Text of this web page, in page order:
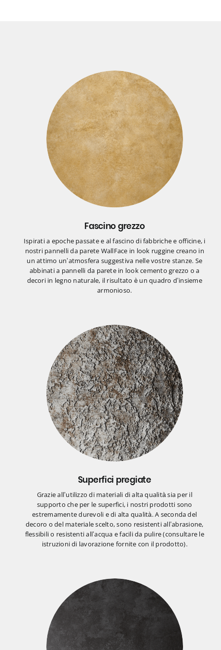
Fascino grezzo
Ispirati a epoche passate e al fascino di fabbriche e officine, i
nostri pannelli da parete WallFace in look ruggine creano in
un attimo un’atmosfera suggestiva nelle vostre stanze. Se
abbinati a pannelli da parete in look cemento grezzo o a
decori in legno naturale, il risultato è un quadro d’insieme
armonioso.
Superfici pregiate
Grazie all’utilizzo di materiali di alta qualità sia per il
supporto che per le superfici, i nostri prodotti sono
estremamente durevoli e di alta qualità. A seconda del
decoro o del materiale scelto, sono resistenti all’abrasione,
flessibili o resistenti all’acqua e facili da pulire (consultare le
istruzioni di lavorazione fornite con il prodotto).